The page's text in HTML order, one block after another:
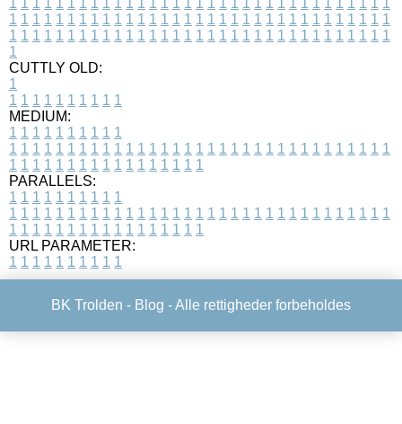
1 1 1 1 1 1 1 1 1 1 1 1 1 1 1 1 1 1 1 1 1 1 1 1 1 1 1 1 1 1 1 1 1
1 1 1 1 1 1 1 1 1 1 1 1 1 1 1 1 1 1 1 1 1 1 1 1 1 1 1 1 1 1 1 1 1
1 1 1 1 1 1 1 1 1 1 1 1 1 1 1 1 1 1 1 1 1 1 1 1 1 1 1 1 1 1 1 1 1
1
CUTTLY OLD:
1
1 1 1 1 1 1 1 1 1 1
MEDIUM:
1 1 1 1 1 1 1 1 1 1
1 1 1 1 1 1 1 1 1 1 1 1 1 1 1 1 1 1 1 1 1 1 1 1 1 1 1 1 1 1 1 1 1
1 1 1 1 1 1 1 1 1 1 1 1 1 1 1 1 1
PARALLELS:
1 1 1 1 1 1 1 1 1 1
1 1 1 1 1 1 1 1 1 1 1 1 1 1 1 1 1 1 1 1 1 1 1 1 1 1 1 1 1 1 1 1 1
1 1 1 1 1 1 1 1 1 1 1 1 1 1 1 1 1
URL PARAMETER:
1 1 1 1 1 1 1 1 1 1
BK Trolden - Blog - Alle rettigheder forbeholdes